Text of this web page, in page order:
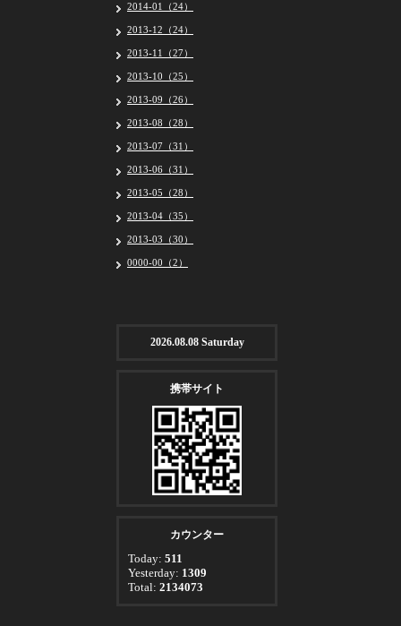
2014-01（24）
2013-12（24）
2013-11（27）
2013-10（25）
2013-09（26）
2013-08（28）
2013-07（31）
2013-06（31）
2013-05（28）
2013-04（35）
2013-03（30）
0000-00（2）
2026.08.08 Saturday
携帯サイト
カウンター
Today: 511
Yesterday: 1309
Total: 2134073